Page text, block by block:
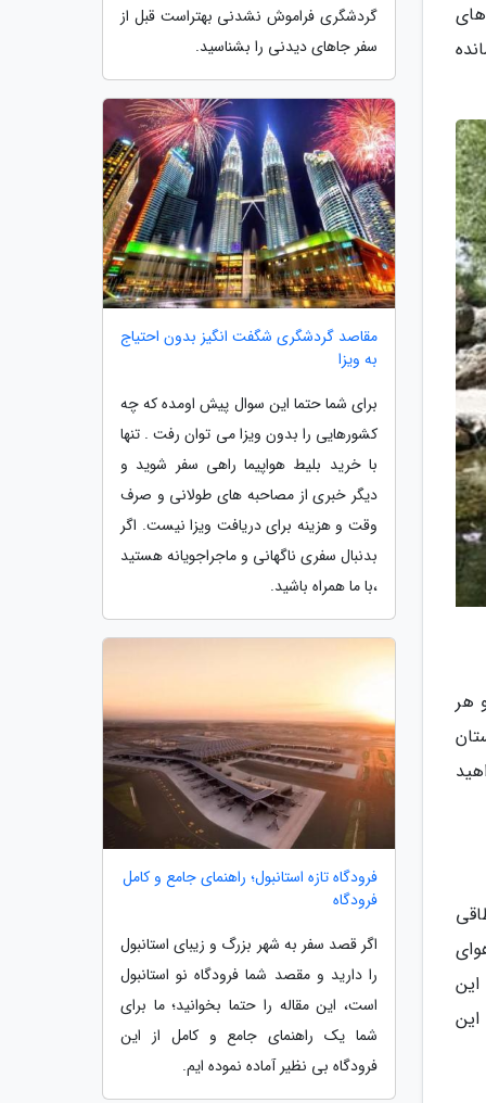
هر
گردشگری فراموش نشدنی بهتراست قبل از
سفر جاهای دیدنی را بشناسید.
مقاصد گردشگری شگفت انگیز بدون احتیاج
به ویزا
برای شما حتما این سوال پیش اومده که چه
کشورهایی را بدون ویزا می توان رفت . تنها
با خرید بلیط هواپیما راهی سفر شوید و
دیگر خبری از مصاحبه های طولانی و صرف
وقت و هزینه برای دریافت ویزا نیست. اگر
بدنبال سفری ناگهانی و ماجراجویانه هستید
،با ما همراه باشید.
فرودگاه تازه استانبول؛ راهنمای جامع و کامل
فرودگاه
اگر قصد سفر به شهر بزرگ و زیبای استانبول
را دارید و مقصد شما فرودگاه نو استانبول
است، این مقاله را حتما بخوانید؛ ما برای
شما یک راهنمای جامع و کامل از این
فرودگاه بی نظیر آماده نموده ایم.